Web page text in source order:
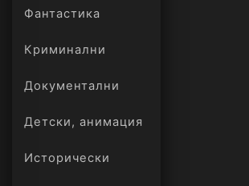
Фантастика
Криминални
Документални
Детски, анимация
Исторически